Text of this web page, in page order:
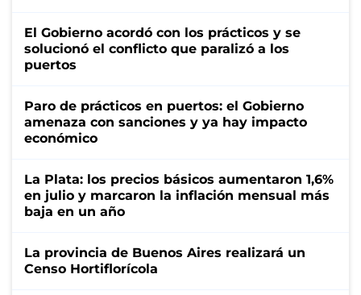
El Gobierno acordó con los prácticos y se
solucionó el conflicto que paralizó a los
puertos
Paro de prácticos en puertos: el Gobierno
amenaza con sanciones y ya hay impacto
económico
La Plata: los precios básicos aumentaron 1,6%
en julio y marcaron la inflación mensual más
baja en un año
La provincia de Buenos Aires realizará un
Censo Hortiflorícola